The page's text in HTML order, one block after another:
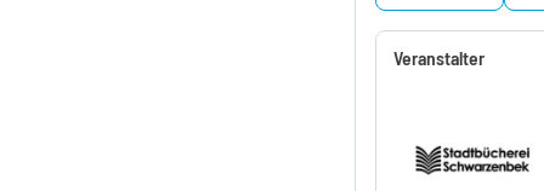
Veranstalter